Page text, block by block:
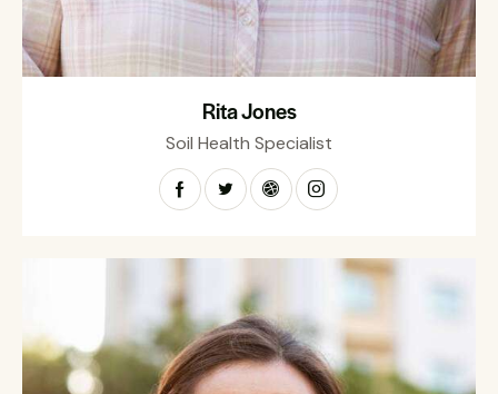
Rita Jones
Soil Health Specialist